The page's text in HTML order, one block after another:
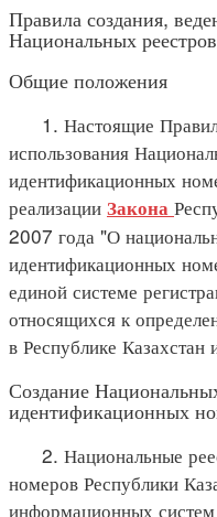
Правила создания,
Национальных
Общие положения
1. Настоящие
использования
идентификационных
реализации Закона
2007 года "О
идентификационных
единой системе
относящихся к
в Республике
Создание
идентификационных
2. Национальные
номеров Республики
информационных